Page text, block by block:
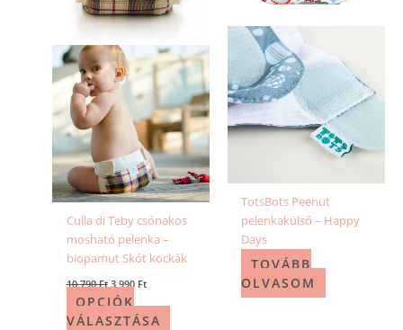
Culla di Teby csónakos
mosható pelenka –
biopamut Skót kockák
10 790Ft 3 990 Ft
OPCIÓK
VÁLASZTÁSA
változatok
termékoldalon
választhatók
ki
TotsBots Peenut
pelenkakülső – Happy
Days
TOVÁBB
OLVASOM